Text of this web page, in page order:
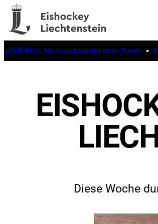
Nachwuchsspieler einen Traum EHVL
Diese Woche